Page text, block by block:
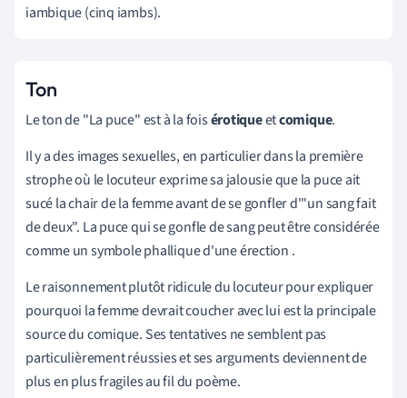
iambique (cinq iambs).
Ton
Le ton de "La puce" est à la foisérotiqueetcomique.
Il y a des images sexuelles, en particulier dans la première
strophe où le locuteur exprime sa jalousie que la puce ait
sucé la chair de la femme avant de se gonfler d'"un sang fait
de deux". La puce qui se gonfle de sang peut être considérée
commeun symbole phallique d'une érection .
Le raisonnement plutôt ridicule du locuteur pour expliquer
pourquoi la femme devrait coucher avec lui est la principale
source du comique. Ses tentatives ne semblent pas
particulièrement réussies et ses arguments deviennent de
plus en plus fragiles au fil du poème.